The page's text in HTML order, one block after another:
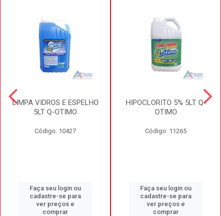
LIMPA VIDROS E ESPELHO
5LT Q-OTIMO
Código: 10427
Faça seu login ou
cadastre-se para
ver preços e
comprar
HIPOCLORITO 5% 5LT Q-
OTIMO
Código: 11265
Faça seu login ou
cadastre-se para
ver preços e
comprar